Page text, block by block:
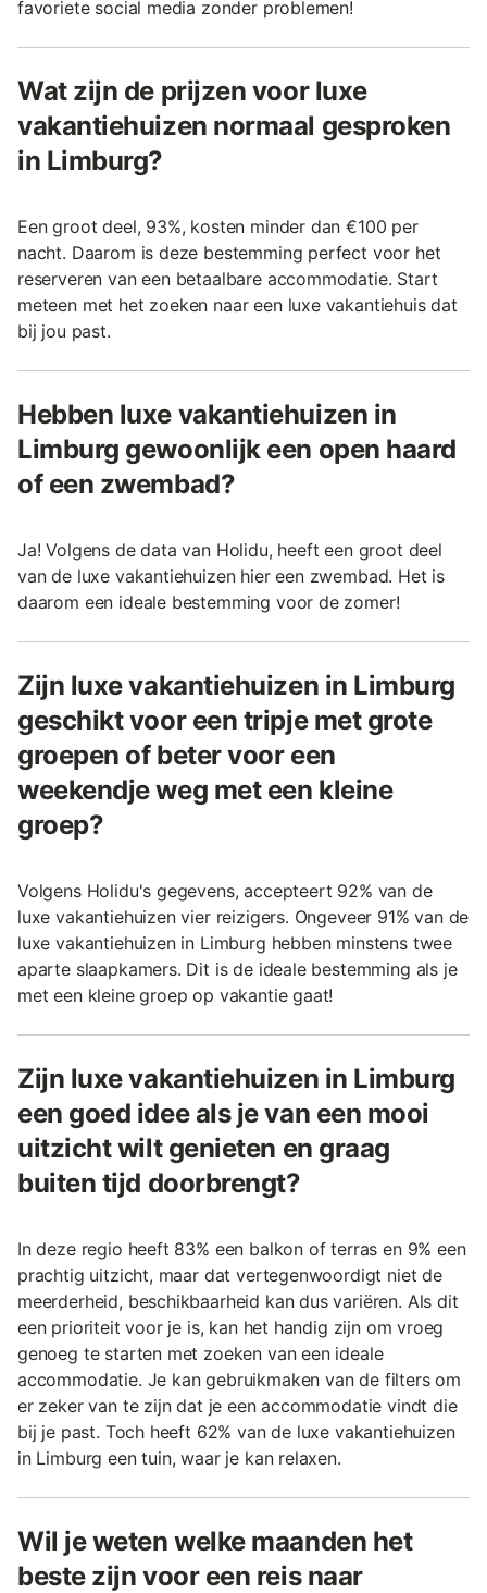
favoriete social media zonder problemen!
Wat zijn de prijzen voor luxe
vakantiehuizen normaal gesproken
in Limburg?
Een groot deel, 93%, kosten minder dan €100 per
nacht. Daarom is deze bestemming perfect voor het
reserveren van een betaalbare accommodatie. Start
meteen met het zoeken naar een luxe vakantiehuis dat
bij jou past.
Hebben luxe vakantiehuizen in
Limburg gewoonlijk een open haard
of een zwembad?
Ja! Volgens de data van Holidu, heeft een groot deel
van de luxe vakantiehuizen hier een zwembad. Het is
daarom een ideale bestemming voor de zomer!
Zijn luxe vakantiehuizen in Limburg
geschikt voor een tripje met grote
groepen of beter voor een
weekendje weg met een kleine
groep?
Volgens Holidu's gegevens, accepteert 92% van de
luxe vakantiehuizen vier reizigers. Ongeveer 91% van de
luxe vakantiehuizen in Limburg hebben minstens twee
aparte slaapkamers. Dit is de ideale bestemming als je
met een kleine groep op vakantie gaat!
Zijn luxe vakantiehuizen in Limburg
een goed idee als je van een mooi
uitzicht wilt genieten en graag
buiten tijd doorbrengt?
In deze regio heeft 83% een balkon of terras en 9% een
prachtig uitzicht, maar dat vertegenwoordigt niet de
meerderheid, beschikbaarheid kan dus variëren. Als dit
een prioriteit voor je is, kan het handig zijn om vroeg
genoeg te starten met zoeken van een ideale
accommodatie. Je kan gebruikmaken van de filters om
er zeker van te zijn dat je een accommodatie vindt die
bij je past. Toch heeft 62% van de luxe vakantiehuizen
in Limburg een tuin, waar je kan relaxen.
Wil je weten welke maanden het
beste zijn voor een reis naar